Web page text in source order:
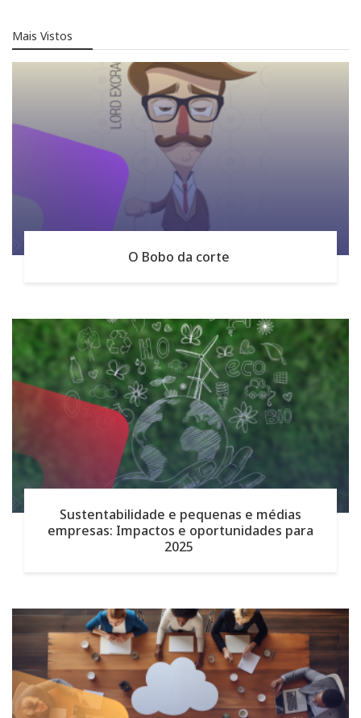
Mais Vistos
O Bobo da corte
Sustentabilidade e pequenas e médias
empresas: Impactos e oportunidades para
2025